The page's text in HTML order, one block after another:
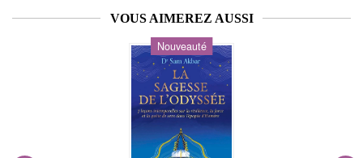
VOUS AIMEREZ AUSSI
Nouveauté